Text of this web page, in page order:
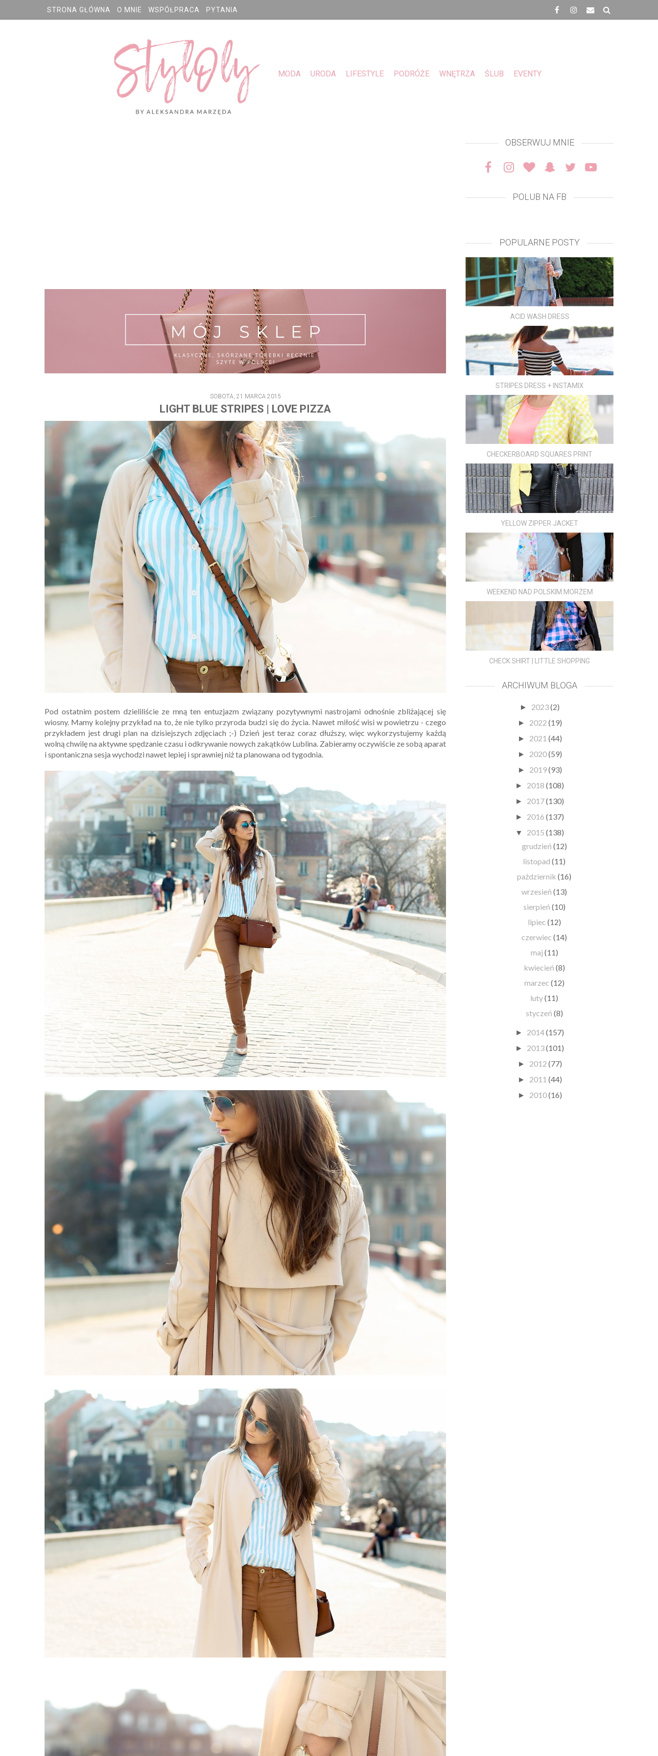
STRONA GŁÓWNA O MNIE WSPÓŁPRACA PYTANIA
MODA URODA LIFESTYLE PODRÓŻE WNĘTRZA ŚLUB EVENTY
SOBOTA, 21 MARCA 2015
LIGHT BLUE STRIPES | LOVE PIZZA
Pod ostatnim postem dzieliliście ze mną ten entuzjazm związany pozytywnymi nastrojami odnośnie zbliżającej się
wiosny. Mamy kolejny przykład na to, że nie tylko przyroda budzi się do życia. Nawet miłość wisi w powietrzu - czego
przykładem jest drugi plan na dzisiejszych zdjęciach ;-) Dzień jest teraz coraz dłuższy, więc wykorzystujemy każdą
wolną chwilę na aktywne spędzanie czasu i odkrywanie nowych zakątków Lublina. Zabieramy oczywiście ze sobą aparat
i spontaniczna sesja wychodzi nawet lepiej i sprawniej niż ta planowana od tygodnia.
OBSERWUJ MNIE
POLUB NA FB
POPULARNE POSTY
ACID WASH DRESS
STRIPES DRESS + INSTAMIX
CHECKERBOARD SQUARES PRINT
YELLOW ZIPPER JACKET
WEEKEND NAD POLSKIM MORZEM
CHECK SHIRT | LITTLE SHOPPING
ARCHIWUM BLOGA
► 2023(2)
► 2022 (19)
► 2021 (44)
► 2020(59)
► 2019(93)
► 2018 (108)
► 2017(130)
► 2016 (137)
▼ 2015 (138)
grudzień (12)
listopad(11)
październik(16)
wrzesień(13)
sierpień (10)
lipiec (12)
czerwiec(14)
maj (11)
kwiecień (8)
marzec (12)
luty(11)
styczeń (8)
► 2014(157)
► 2013(101)
► 2012 (77)
► 2011 (44)
► 2010(16)